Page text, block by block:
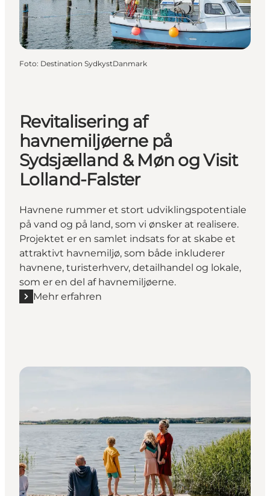
Foto: Destination SydkystDanmark
Revitalisering af
havnemiljøerne på
Sydsjælland & Møn og Visit
Lolland-Falster
Havnene rummer et stort udviklingspotentiale
på vand og på land, som vi ønsker at realisere.
Projektet er en samlet indsats for at skabe et
attraktivt havnemiljø, som både inkluderer
havnene, turisterhverv, detailhandel og lokale,
som er en del af havnemiljøerne.
Mehr erfahren
Mehr erfahren "Revitalisering af havnemiljøerne på